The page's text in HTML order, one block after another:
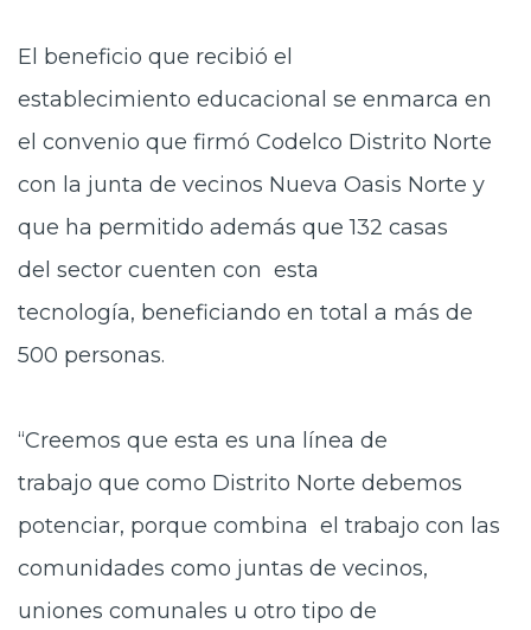
El beneficio que recibió el
establecimiento educacional se enmarca en
el convenio que firmó Codelco Distrito Norte
con la junta de vecinos Nueva Oasis Norte y
que ha permitido además que 132 casas
del sector cuenten con esta
tecnología, beneficiando en total a más de
500 personas.
“Creemos que esta es una línea de
trabajo que como Distrito Norte debemos
potenciar, porque combina el trabajo con las
comunidades como juntas de vecinos,
uniones comunales u otro tipo de